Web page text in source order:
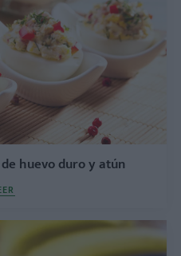
huevo duro y atún